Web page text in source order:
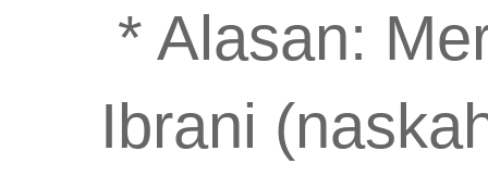
* Alasan:
Ibrani